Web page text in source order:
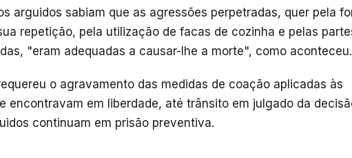
arguidos sabiam que as agressões perpetradas, quer pela
repetição, pela utilização de facas de cozinha e pelas
"eram adequadas a causar-lhe a morte", como aconteceu.
o agravamento das medidas de coação aplicadas às
encontravam em liberdade, até trânsito em julgado da
continuam em prisão preventiva.